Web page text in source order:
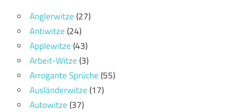
Anglerwitze(27)
Antiwitze(24)
Applewitze(43)
Arbeit-Witze(3)
Arrogante Sprüche(55)
Ausländerwitze(17)
Autowitze(37)